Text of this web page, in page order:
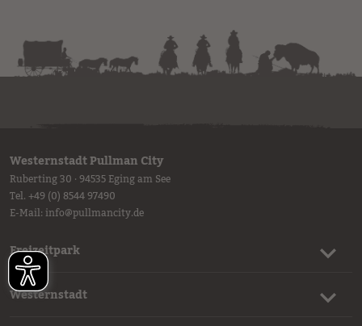
Westernstadt Pullman City
Ruberting 30 · 94535 Eging am See
Tel. +49 (0) 8544 97490
E-Mail:info@pullmancity.de
Freizeitpark
Westernstadt